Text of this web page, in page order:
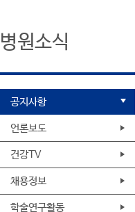
병원소식
공지사항
언론보도
건강TV
채용정보
학술연구활동